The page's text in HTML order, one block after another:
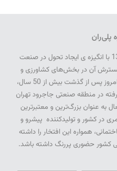
پلی‌ران
شرکت پلی­‌ران در اوایل دهه 1350 با انگیزه­ ی ایجاد تحول در صنعت
گسترش آن در بخش‌­های کشاورزی و
ساختمانی کشور تاسیس گردید. امروز پس از گذشت بیش از 50 سال­،
در منطقه صنعتی جاجرود تهران
پرسنل فعال به عنوان بزرگ‌ترین و معتبرترین
در کشور و تولیدکننده پیشرو و
همواره این افتخار را داشته
کشور حضوری پررنگ داشته باشد.